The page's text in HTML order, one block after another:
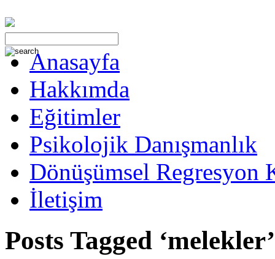
Anasayfa
Hakkımda
Eğitimler
Psikolojik Danışmanlık
Dönüşümsel Regresyon
İletişim
Posts Tagged ‘melekler’